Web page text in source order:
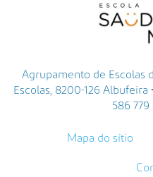
Agrupamento de Escolas
Escolas, 8200-126 Albufeira
586
Mapa do sítio